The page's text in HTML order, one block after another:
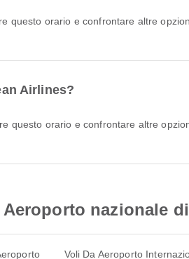
Airlines?
nazionale
Voli Da Aeroporto